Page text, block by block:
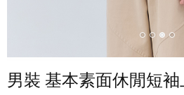
男裝 基本素面休閒短